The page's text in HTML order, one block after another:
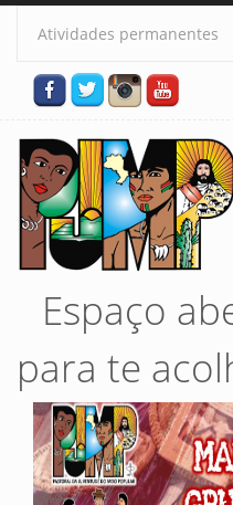
Pular para o conteúdo
Espaço
para te